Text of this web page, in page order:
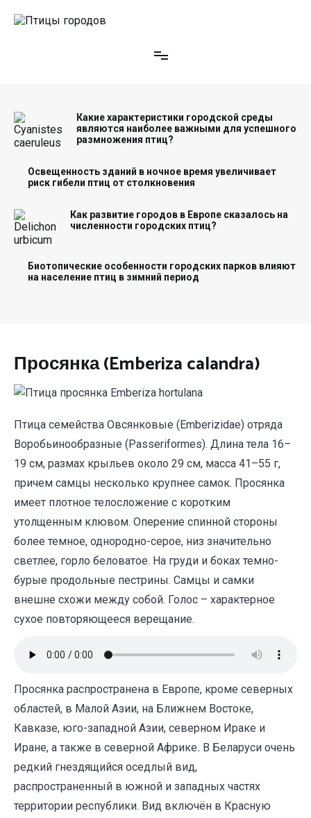
Какие характеристики городской среды
являются наиболее важными для успешного
размножения птиц?
Освещенность зданий в ночное время увеличивает
риск гибели птиц от столкновения
Как развитие городов в Европе сказалось на
численности городских птиц?
Биотопические особенности городских парков влияют
на население птиц в зимний период
Просянка (Emberiza calandra)
Птица семейства Овсянковые (Emberizidae) отряда
Воробьинообразные (Passeriformes). Длина тела 16–
19 см, размах крыльев около 29 см, масса 41–55 г,
причем самцы несколько крупнее самок. Просянка
имеет плотное телосложение с коротким
утолщенным клювом. Оперение спинной стороны
более темное, однородно-серое, низ значительно
светлее, горло беловатое. На груди и боках темно-
бурые продольные пестрины. Самцы и самки
внешне схожи между собой. Голос – характерное
сухое повторяющееся верещание.
Просянка распространена в Европе, кроме северных
областей, в Малой Азии, на Ближнем Востоке,
Кавказе, юго-западной Азии, северном Ираке и
Иране, а также в северной Африке. В Беларуси очень
редкий гнездящийся оседлый вид,
распространенный в южной и западных частях
территории республики. Вид включён в Красную